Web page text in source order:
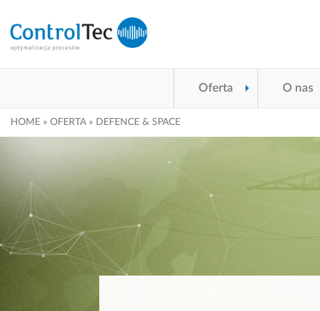
Oferta O nas
HOME » OFERTA» DEFENCE & SPACE